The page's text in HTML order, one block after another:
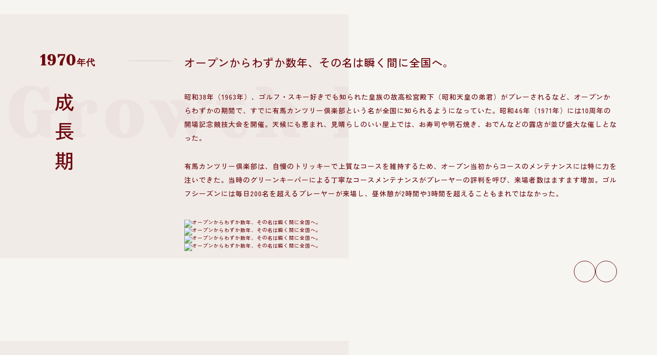
Growth Era
1970年代
成長期
オープンからわずか数年、その名は瞬く間に全国へ。
昭和38年（1963年）、ゴルフ・スキー好きでも知られた皇族の故高松宮殿下（昭和天皇の弟君）がプレーされるなど、オープンか
らわずかの期間で、すでに有馬カンツリー倶楽部という名が全国に知られるようになっていた。昭和46年（1971年）には10周年の
開場記念競技大会を開催。天候にも恵まれ、見晴らしのいい屋上では、お寿司や明石焼き、おでんなどの露店が並び盛大な催しとな
った。
有馬カンツリー倶楽部は、自慢のトリッキーで上質なコースを維持するため、オープン当初からコースのメンテナンスには特に力を
注いできた。当時のグリーンキーパーによる丁寧なコースメンテナンスがプレーヤーの評判を呼び、来場者数はますます増加。ゴル
フシーズンには毎日200名を超えるプレーヤーが来場し、昼休憩が2時間や3時間を超えることもまれではなかった。